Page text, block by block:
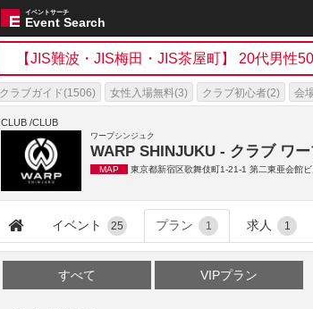
Event Search
イベントサーチ
【JIS難波・JIS梅田・JIS茶屋町】 20代男性
クラブガイド(1506) 女性入場無料(3) クラブ初心者(2) 会
CLUB VIP GUIDE(4)
CLUB /CLUB
ワープシンジュク
WARP SHINJUKU - クラブ ワ
MAP 東京都新宿区歌舞伎町1-21-1 第二東亜会館
イベント 25 プラン 1 求人 1
すべて VIPプラン